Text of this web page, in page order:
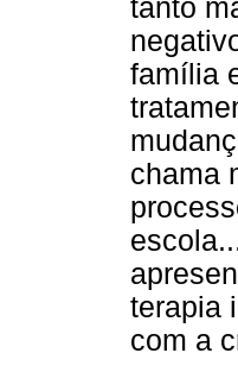
tanto
família
chama
terapia
com a